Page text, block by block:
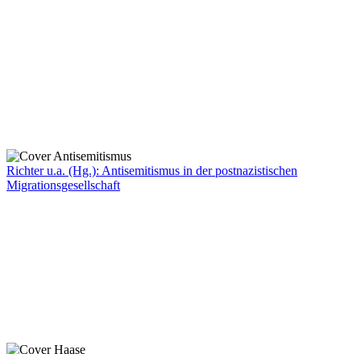
Richter u.a. (Hg.): Antisemitismus in der postnazistischen
Migrationsgesellschaft